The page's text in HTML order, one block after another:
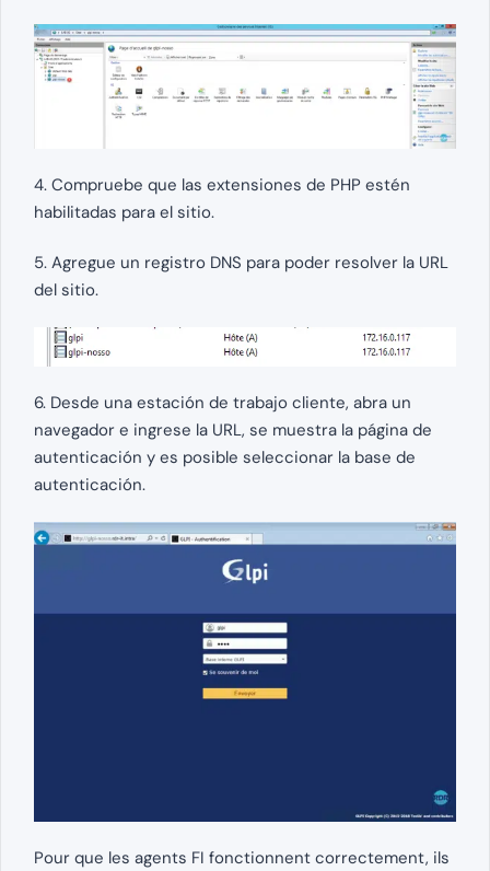
4. Compruebe que las extensiones de PHP estén
habilitadas para el sitio.
5. Agregue un registro DNS para poder resolver la URL
del sitio.
6. Desde una estación de trabajo cliente, abra un
navegador e ingrese la URL, se muestra la página de
autenticación y es posible seleccionar la base de
autenticación.
Pour que les agents FI fonctionnent correctement, ils